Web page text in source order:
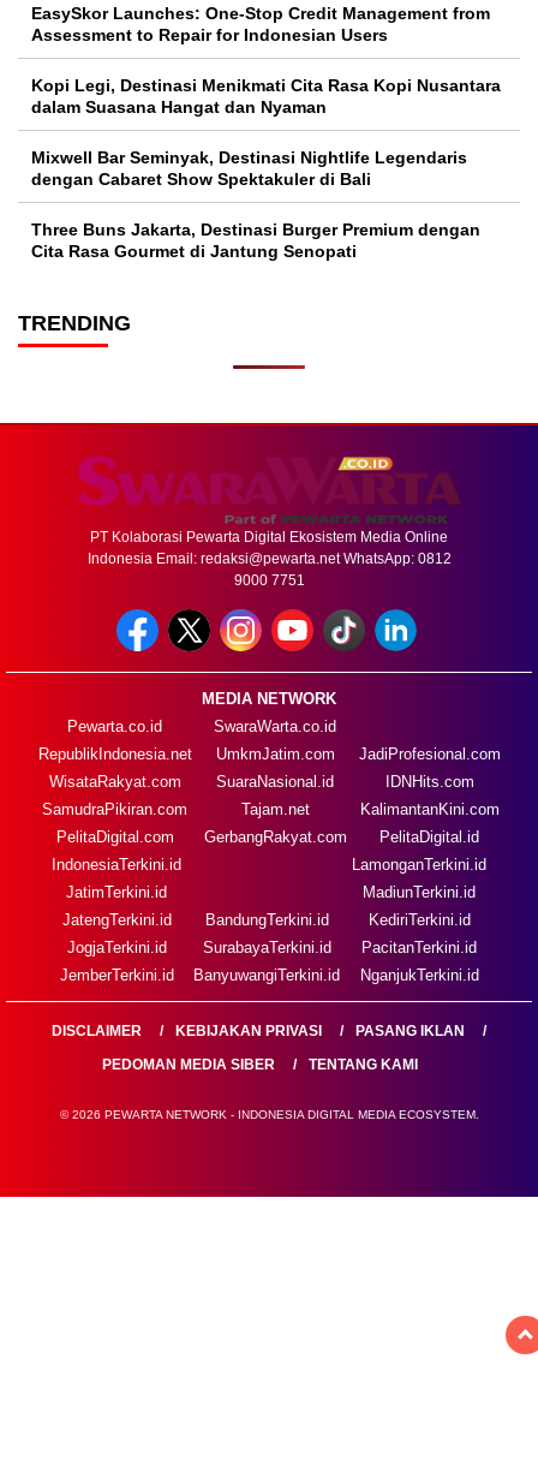
EasySkor Launches: One-Stop Credit Management from
Assessment to Repair for Indonesian Users
Kopi Legi, Destinasi Menikmati Cita Rasa Kopi Nusantara
dalam Suasana Hangat dan Nyaman
Mixwell Bar Seminyak, Destinasi Nightlife Legendaris
dengan Cabaret Show Spektakuler di Bali
Three Buns Jakarta, Destinasi Burger Premium dengan
Cita Rasa Gourmet di Jantung Senopati
TRENDING
PT Kolaborasi Pewarta Digital Ekosistem Media Online
Indonesia Email: redaksi@pewarta.netWhatsApp: 0812
9000 7751
MEDIA NETWORK
Pewarta.co.id
RepublikIndonesia.net
WisataRakyat.com
SamudraPikiran.com
PelitaDigital.com
SwaraWarta.co.id
UmkmJatim.com
SuaraNasional.id
Tajam.net
GerbangRakyat.com
JadiProfesional.com
IDNHits.com
KalimantanKini.com
PelitaDigital.id
IndonesiaTerkini.id
JatimTerkini.id
JatengTerkini.id
JogjaTerkini.id
JemberTerkini.id
BandungTerkini.id
SurabayaTerkini.id
BanyuwangiTerkini.id
LamonganTerkini.id
MadiunTerkini.id
KediriTerkini.id
PacitanTerkini.id
NganjukTerkini.id
DISCLAIMER KEBIJAKAN PRIVASI
PASANG IKLAN
PEDOMAN MEDIA SIBER
TENTANG KAMI
© 2026 PEWARTA NETWORK - INDONESIA DIGITAL MEDIA ECOSYSTEM.